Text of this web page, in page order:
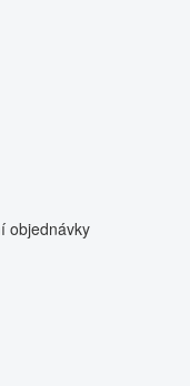
objednávky